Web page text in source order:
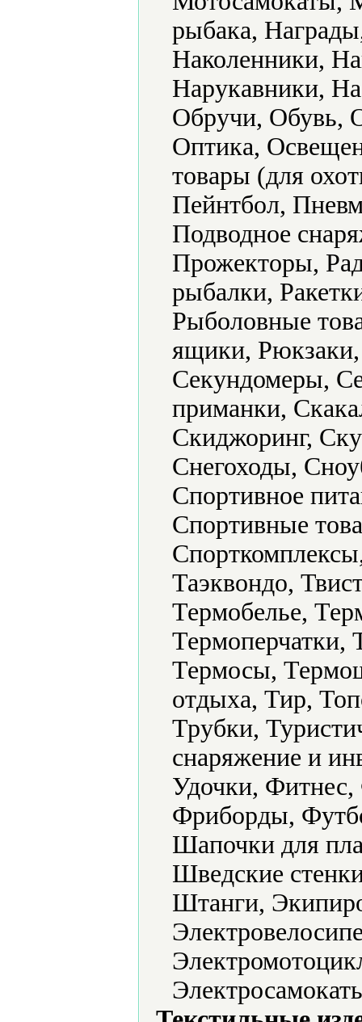
рыбака,
Наколенники,
Нарукавники,
Обручи, Обувь,
Оптика,
товары (для
Пейнтбол,
Подводное
Прожекторы,
рыбалки,
Рыболовные
ящики,
Секундомеры,
приманки,
Скиджоринг,
Снегоходы,
Спортивное
Спортивные
Таэквондо,
Термобелье,
Термоперчатки,
Термосы,
отдыха, Тир,
Трубки,
снаряжение и
Удочки,
Фриборды,
Шапочки для
Шведские
Штанги,